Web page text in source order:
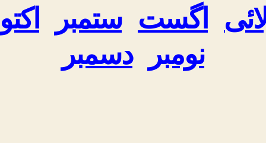
اگست ستمبر
نومبر
دسمبر